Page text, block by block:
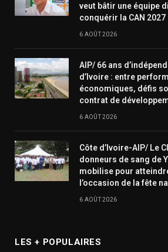
veut bâtir une équipe
conquérir la CAN 2027
6 AOÛT 2026
AIP/ 66 ans
d’Ivoire : entre
économiques, défis
contrat de
6 AOÛT 2026
Côte d’Ivoire-AIP/ Le
donneurs de sang de
mobilise pour
l’occasion de la fête
6 AOÛT 2026
LES + POPULAIRES